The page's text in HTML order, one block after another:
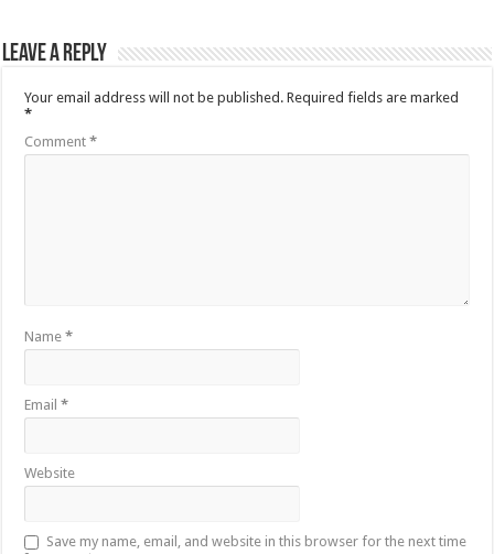
Leave a Reply
Your email address will not be published. Required fields are marked
*
Comment*
Name*
Email*
Website
Save my name, email, and website in this browser for the next time